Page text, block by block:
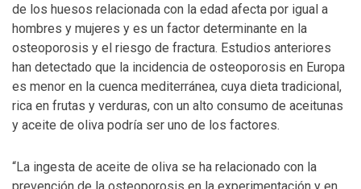
de los huesos relacionada con la edad afecta por igual a
hombres y mujeres y es un factor determinante en la
osteoporosis y el riesgo de fractura. Estudios anteriores
han detectado que la incidencia de osteoporosis en Europa
es menor en la cuenca mediterránea, cuya dieta tradicional,
rica en frutas y verduras, con un alto consumo de aceitunas
y aceite de oliva podría ser uno de los factores.
“La ingesta de aceite de oliva se ha relacionado con la